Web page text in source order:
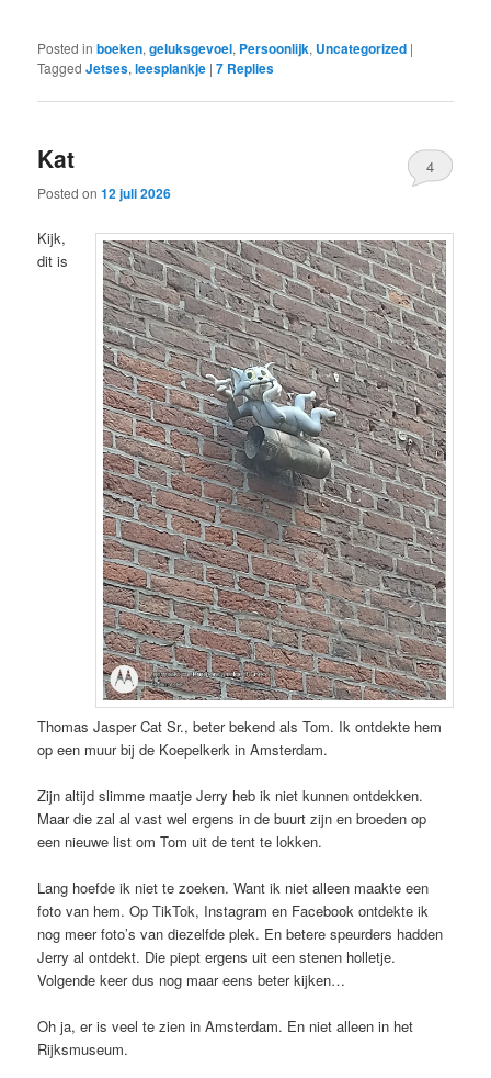
Posted in boeken,geluksgevoel, Persoonlijk, Uncategorized |
Tagged Jetses,leesplankje |7 Replies
Kat
Posted on12 juli 2026
4
Kijk,
dit is
Thomas Jasper Cat Sr., beter bekend als Tom. Ik ontdekte hem
op een muur bij de Koepelkerk in Amsterdam.
Zijn altijd slimme maatje Jerry heb ik niet kunnen ontdekken.
Maar die zal al vast wel ergens in de buurt zijn en broeden op
een nieuwe list om Tom uit de tent te lokken.
Lang hoefde ik niet te zoeken. Want ik niet alleen maakte een
foto van hem. Op TikTok, Instagram en Facebook ontdekte ik
nog meer foto’s van diezelfde plek. En betere speurders hadden
Jerry al ontdekt. Die piept ergens uit een stenen holletje.
Volgende keer dus nog maar eens beter kijken…
Oh ja, er is veel te zien in Amsterdam. En niet alleen in het
Rijksmuseum.